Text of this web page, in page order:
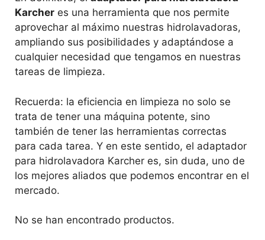
Karcher es una herramienta que nos permite
aprovechar al máximo nuestras hidrolavadoras,
ampliando sus posibilidades y adaptándose a
cualquier necesidad que tengamos en nuestras
tareas de limpieza.
Recuerda: la eficiencia en limpieza no solo se
trata de tener una máquina potente, sino
también de tener las herramientas correctas
para cada tarea. Y en este sentido, el adaptador
para hidrolavadora Karcher es, sin duda, uno de
los mejores aliados que podemos encontrar en el
mercado.
No se han encontrado productos.